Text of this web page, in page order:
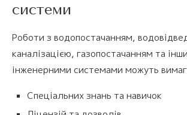
системи
Роботи з водопостачанням,
каналізацією, газопостачанням та
інженерними системами можуть
Спеціальних знань та навичок